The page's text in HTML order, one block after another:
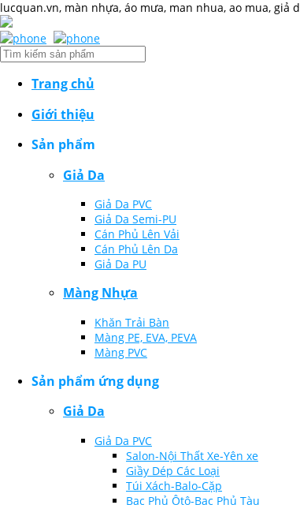
lucquan.vn, màn nhựa, áo mưa, man nhua, ao mua, giả
Trang chủ
Giới thiệu
Sản phẩm
Giả Da
Giả Da PVC
Giả Da Semi-PU
Cán Phủ Lên Vải
Cán Phủ Lên Da
Giả Da PU
Màng Nhựa
Khăn Trải Bàn
Màng PE, EVA, PEVA
Màng PVC
Sản phẩm ứng dụng
Giả Da
Giả Da PVC
Salon-Nội Thất Xe-Yên xe
Giầy Dép Các Loại
Túi Xách-Balo-Cặp
Bạc Phủ Ôtô-Bạc Phủ Tàu